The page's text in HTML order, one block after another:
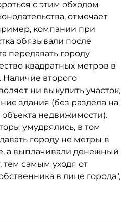
с этим обходом
отмечает
компании при
обязывали после
передавать городу
квадратных метров в
второго
ни выкупить участок,
здания (без раздела на
недвижимости).
умудрялись, в том
городу не метры в
а выплачивали денежный
тем самым уходя от
в лице города",